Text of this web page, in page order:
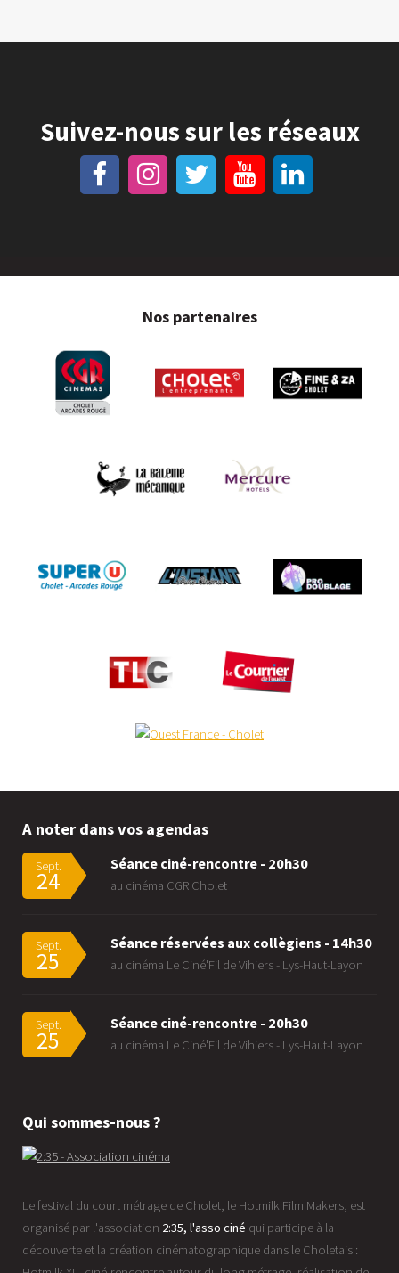
Suivez-nous sur les réseaux
Nos partenaires
A noter dans vos agendas
Sept.
24
Séance ciné-rencontre - 20h30
au cinéma CGR Cholet
Sept.
25
Séance réservées aux collègiens - 14h30
au cinéma Le Ciné'Fil de Vihiers - Lys-Haut-Layon
Sept.
25
Séance ciné-rencontre - 20h30
au cinéma Le Ciné'Fil de Vihiers - Lys-Haut-Layon
Qui sommes-nous ?
Le festival du court métrage de Cholet, le Hotmilk Film Makers, est
organisé par l'association 2:35, l'asso ciné qui participe à la
découverte et la création cinématographique dans le Choletais :